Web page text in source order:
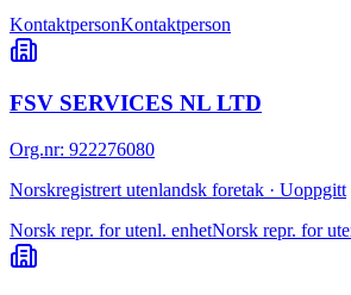
KontaktpersonKontaktperson
FSV SERVICES NL LTD
Org.nr: 922276080
Norskregistrert utenlandsk foretak · Uoppgitt
Norsk repr. for utenl. enhetNorsk repr. for